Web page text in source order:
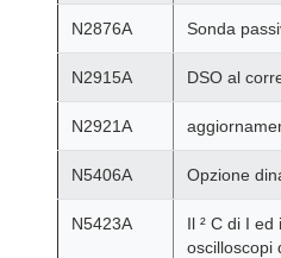
N2876A Sonda
N2915A DSO al
N2921A
N5406A Opzione
N5423A
Il ² C di I
oscilloscopi